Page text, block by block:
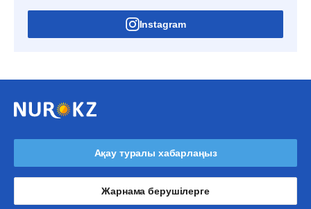
Instagram
Ақау туралы хабарлаңыз
Жарнама берушілерге